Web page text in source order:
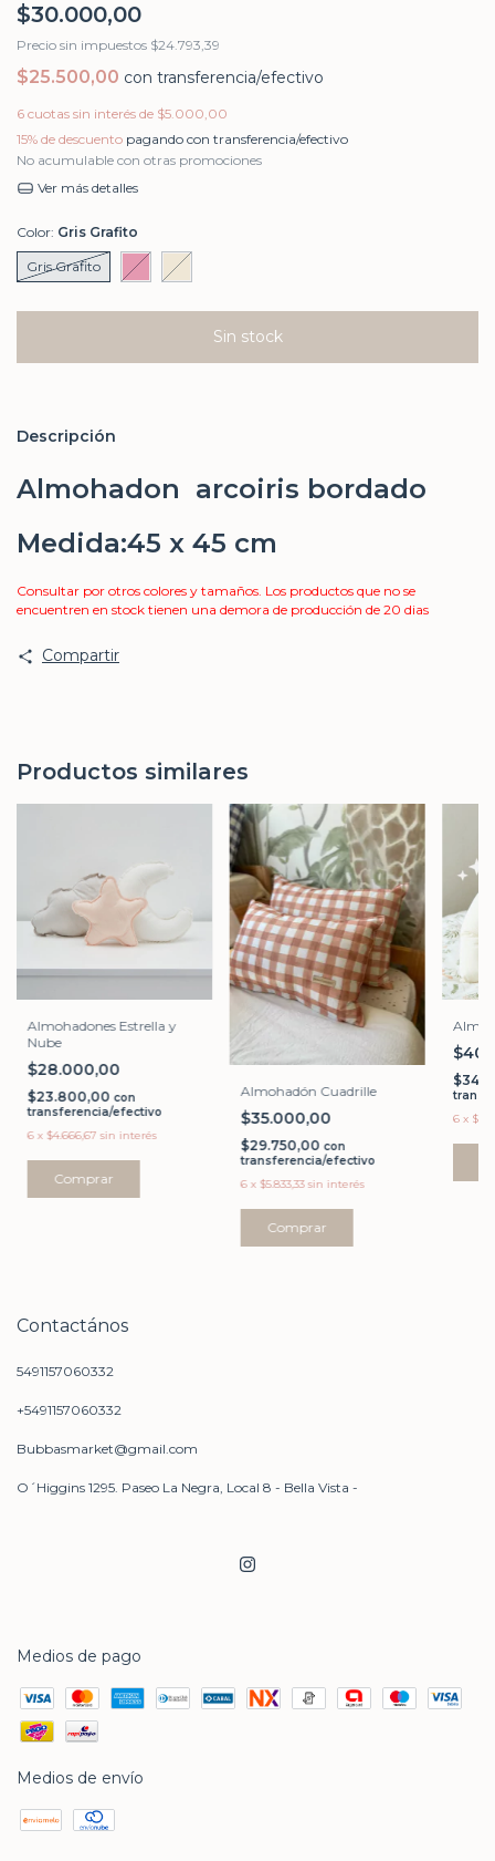
$30.000,00
Precio sin impuestos $24.793,39
$25.500,00 con transferencia/efectivo
6 cuotas sin interés de $5.000,00
15% de descuento pagando con transferencia/efectivo
No acumulable con otras promociones
Ver más detalles
Color: Gris Grafito
Gris Grafito
Descripción
Almohadon arcoiris bordado
Medida:45 x 45 cm
Consultar por otros colores y tamaños. Los productos que no se
encuentren en stock tienen una demora de producción de 20 dias
Compartir
Productos similares
Almohadones Estrella y
Nube
$28.000,00
$23.800,00 con
transferencia/efectivo
6 x $4.666,67 sin interés
Comprar
Almohadón Cuadrille
$35.000,00
$29.750,00 con
transferencia/efectivo
6 x $5.833,33 sin interés
Comprar
6 x
Contactános
5491157060332
+5491157060332
Bubbasmarket@gmail.com
O´Higgins 1295. Paseo La Negra, Local 8 - Bella Vista -
Medios de pago
Medios de envío